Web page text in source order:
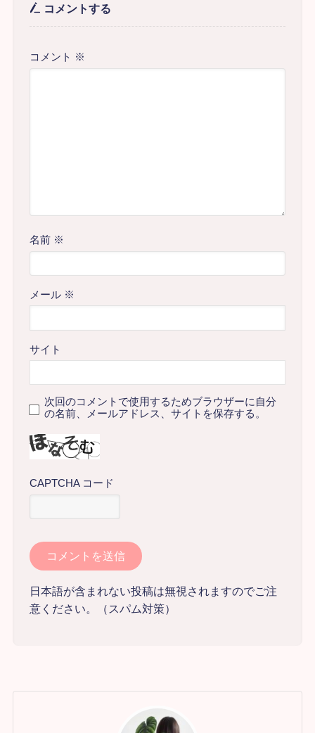
コメントする
コメント ※
名前 ※
メール ※
サイト
次回のコメントで使用するためブラウザーに自分
の名前、メールアドレス、サイトを保存する。
CAPTCHA コード
日本語が含まれない投稿は無視されますのでご注
意ください。（スパム対策）